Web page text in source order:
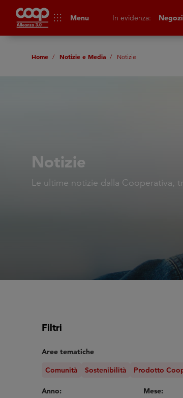
apps Menu In evidenza:
Home Notizie e Media Notizie
Notizie
Le ultime notizie dalla Cooperativa,
Filtri
Aree tematiche
Comunità
Sostenibilità Prodotto
Anno: Mese: